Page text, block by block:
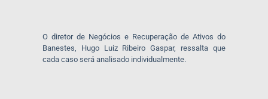
O diretor de Negócios e Recuperação de Ativos do
Banestes, Hugo Luiz Ribeiro Gaspar, ressalta que
cada caso será analisado individualmente.